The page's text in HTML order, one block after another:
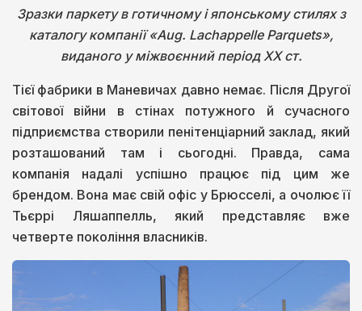
Зразки паркету в готичному і японському стилях з
каталогу компанії «Aug. Lachappelle Parquets»,
виданого у міжвоєнний період ХХ ст.
Тієї фабрики в Маневичах давно немає. Після Другої
світової війни в стінах потужного й сучасного
підприємства створили пенітенціарний заклад, який
розташований там і сьогодні. Правда, сама
компанія надалі успішно працює під цим же
брендом. Вона має свій офіс у Брюсселі, а очолює її
Тьєррі Ляшаппелль, який представляє вже
четверте покоління власників.